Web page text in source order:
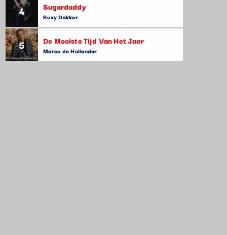
4 Sugardaddy
Roxy Dekker
5 De Mooiste Tijd Van Het Jaar
Marco de Hollander